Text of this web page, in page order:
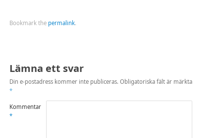
Bookmark the permalink.
Lämna ett svar
Din e-postadress kommer inte publiceras. Obligatoriska fält är märkta
*
Kommentar
*